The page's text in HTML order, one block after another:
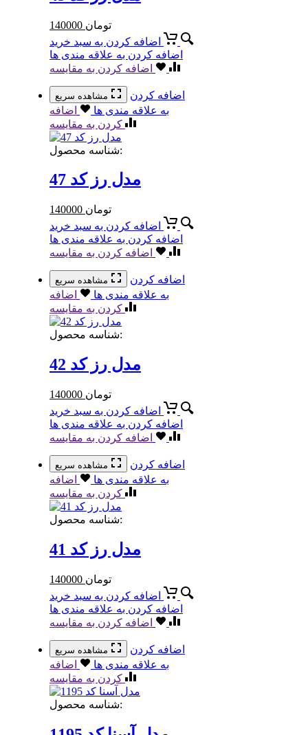
140000 تومان
اضافه کردن به سبد خرید
اضافه کردن به علاقه مندی ها
اضافه کردن به مقایسه
مشاهده سریع
اضافه کردن
به علاقه مندی ها
اضافه
کردن به مقایسه
شناسه محصول:
مدل رز کد 47
140000 تومان
اضافه کردن به سبد خرید
اضافه کردن به علاقه مندی ها
اضافه کردن به مقایسه
مشاهده سریع
اضافه کردن
به علاقه مندی ها
اضافه
کردن به مقایسه
شناسه محصول:
مدل رز کد 42
140000 تومان
اضافه کردن به سبد خرید
اضافه کردن به علاقه مندی ها
اضافه کردن به مقایسه
مشاهده سریع
اضافه کردن
به علاقه مندی ها
اضافه
کردن به مقایسه
شناسه محصول:
مدل رز کد 41
140000 تومان
اضافه کردن به سبد خرید
اضافه کردن به علاقه مندی ها
اضافه کردن به مقایسه
مشاهده سریع
اضافه کردن
به علاقه مندی ها
اضافه
کردن به مقایسه
شناسه محصول: